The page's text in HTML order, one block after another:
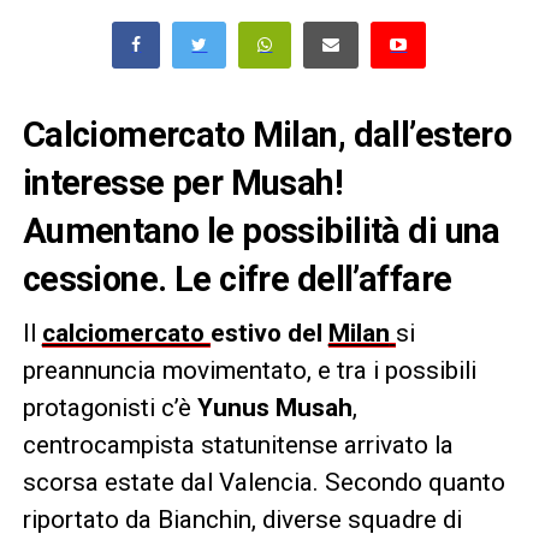
Calciomercato Milan, dall’estero
interesse per Musah!
Aumentano le possibilità di una
cessione. Le cifre dell’affare
Il calciomercato estivo del Milan si
preannuncia movimentato, e tra i possibili
protagonisti c’è Yunus Musah,
centrocampista statunitense arrivato la
scorsa estate dal Valencia. Secondo quanto
riportato da Bianchin, diverse squadre di